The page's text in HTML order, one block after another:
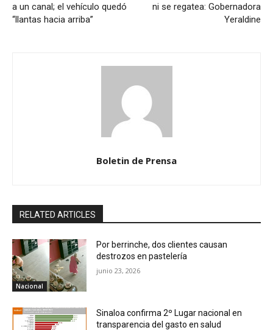
a un canal; el vehículo quedó
“llantas hacia arriba”
ni se regatea: Gobernadora
Yeraldine
Boletin de Prensa
RELATED ARTICLES
Nacional
Por berrinche, dos clientes causan
destrozos en pastelería
junio 23, 2026
Sinaloa confirma 2º Lugar nacional en
transparencia del gasto en salud